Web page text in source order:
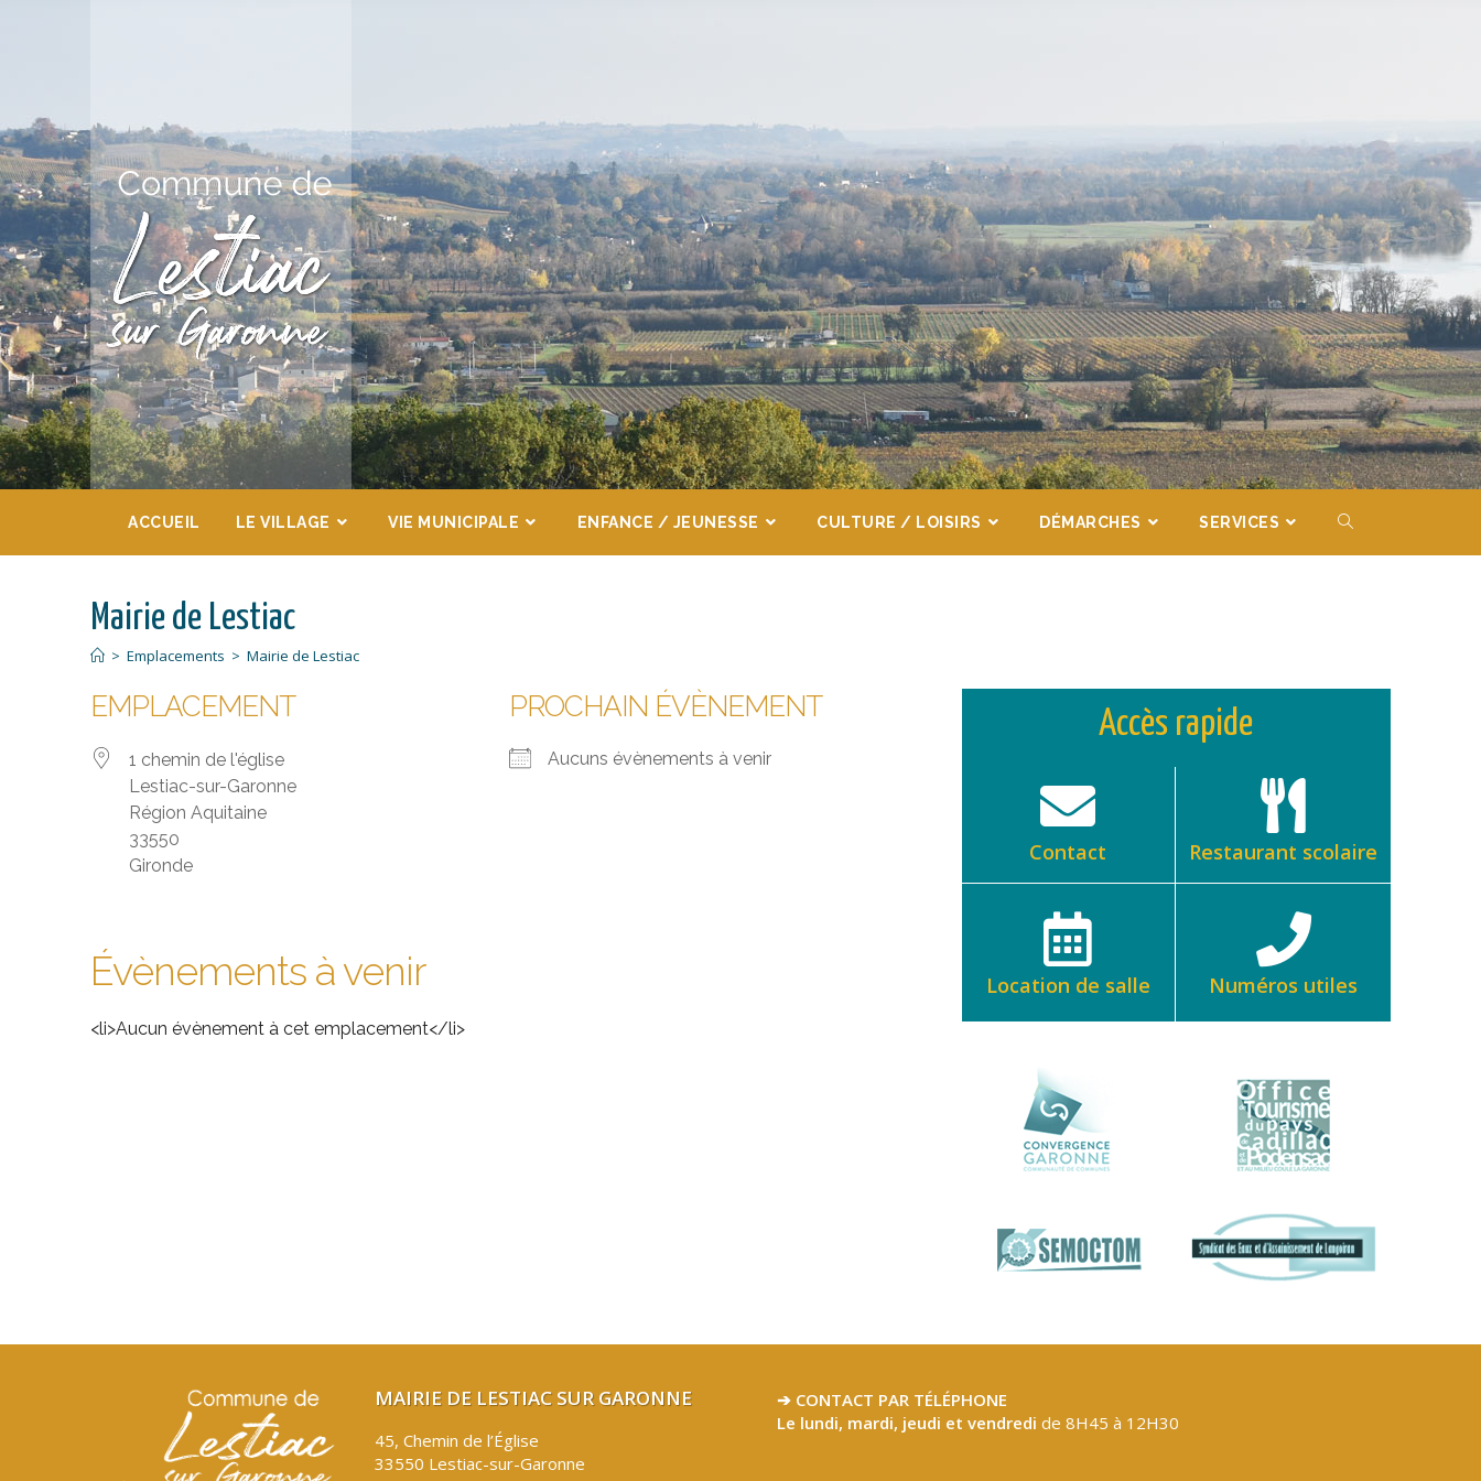
ACCUEIL LE VILLAGE VIE MUNICIPALE ENFANCE / JEUNESSE CULTURE / LOISIRS DÉMARCHES SERVICES
Mairie de Lestiac
> Emplacements > Mairie de Lestiac
EMPLACEMENT
1 chemin de l'église
Lestiac-sur-Garonne
Région Aquitaine
33550
Gironde
PROCHAIN ÉVÈNEMENT
Aucuns évènements à venir
Évènements à venir
<li>Aucun évènement à cet emplacement</li>
Accès rapide
Contact Restaurant scolaire
Location de salle Numéros utiles
MAIRIE DE LESTIAC SUR GARONNE
45, Chemin de l’Église
33550 Lestiac-sur-Garonne
➔ CONTACT PAR TÉLÉPHONE
Le lundi, mardi, jeudi et vendredi de 8H45 à 12H30